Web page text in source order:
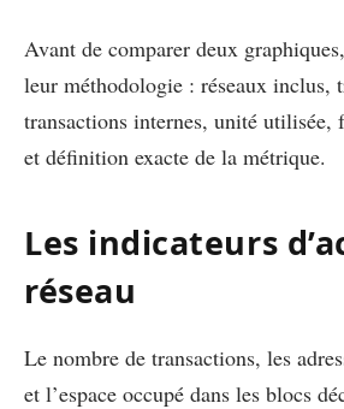
Avant de comparer deux
leur méthodologie : réseaux inclus,
transactions internes, unité utilisée,
et définition exacte de la métrique.
Les indicateurs
réseau
Le nombre de transactions, les
et l’espace occupé dans les blocs